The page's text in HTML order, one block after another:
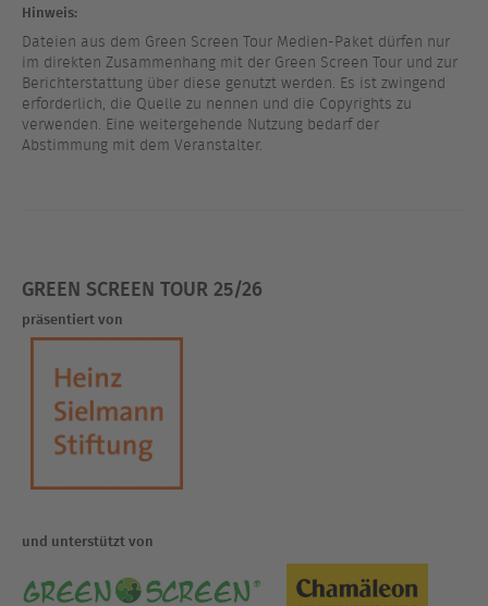
Hinweis:
Dateien aus dem Green Screen Tour Medien-Paket dürfen nur
im direkten Zusammenhang mit der Green Screen Tour und zur
Berichterstattung über diese genutzt werden. Es ist zwingend
erforderlich, die Quelle zu nennen und die Copyrights zu
verwenden. Eine weitergehende Nutzung bedarf der
Abstimmung mit dem Veranstalter.
GREEN SCREEN TOUR 25/26
präsentiert von
und unterstützt von